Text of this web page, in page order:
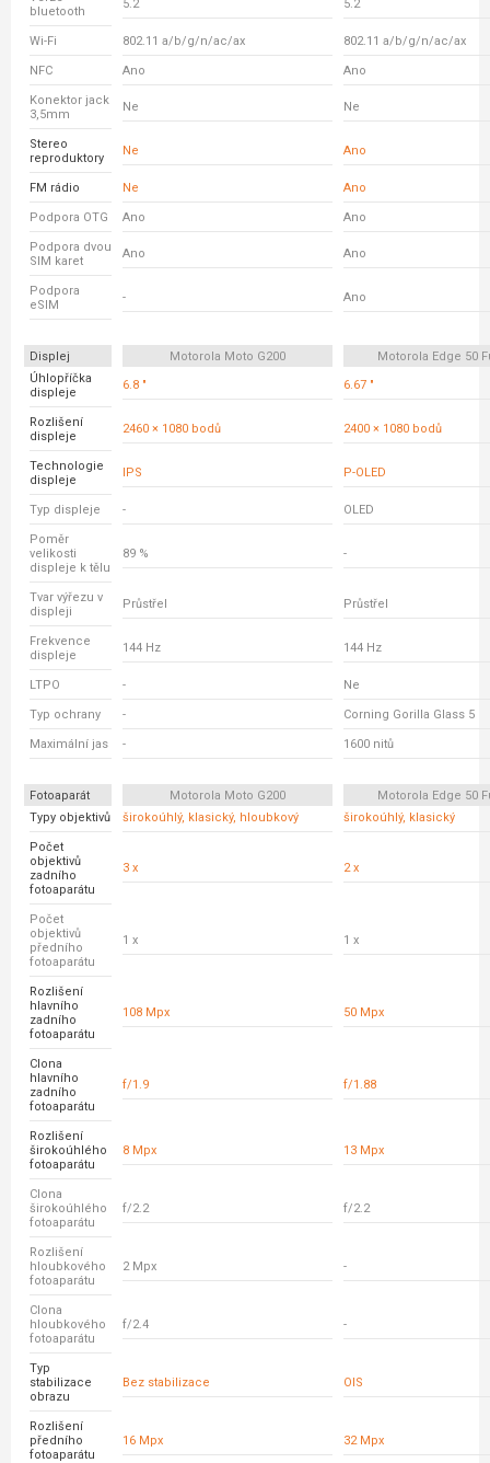
bluetooth
5.2 5.2
Wi-Fi 802.11 a/b/g/n/ac/ax 802.11 a/b/g/n/ac/ax
NFC Ano Ano
Konektor jack
3,5mm
Ne Ne
Stereo
reproduktory
Ne Ano
FM rádio Ne Ano
Podpora OTG Ano Ano
Podpora dvou
SIM karet
Ano Ano
Podpora
eSIM
- Ano
Displej Motorola Moto G200
Motorola Edge 50
Úhlopříčka
displeje
6.8 " 6.67 "
Rozlišení
displeje
2460 × 1080 bodů 2400 × 1080 bodů
Technologie
displeje
IPS P-OLED
Typ displeje - OLED
Poměr
velikosti
displeje k tělu
89 % -
Tvar výřezu v
displeji
Průstřel Průstřel
Frekvence
displeje
144 Hz 144 Hz
LTPO - Ne
Typ ochrany - Corning Gorilla Glass 5
Maximální jas - 1600 nitů
Fotoaparát Motorola Moto G200
Motorola Edge 50
Typy objektivů
širokoúhlý, klasický, hloubkový širokoúhlý, klasický
Počet
objektivů
zadního
fotoaparátu
3 x 2 x
Počet
objektivů
předního
fotoaparátu
1 x 1 x
Rozlišení
hlavního
zadního
fotoaparátu
108 Mpx 50 Mpx
Clona
hlavního
zadního
fotoaparátu
f/1.9 f/1.88
Rozlišení
širokoúhlého
fotoaparátu
8 Mpx 13 Mpx
Clona
širokoúhlého
fotoaparátu
f/2.2 f/2.2
Rozlišení
hloubkového
fotoaparátu
2 Mpx -
Clona
hloubkového
fotoaparátu
f/2.4 -
Typ
stabilizace
obrazu
Bez stabilizace OIS
Rozlišení
předního
fotoaparátu
16 Mpx 32 Mpx